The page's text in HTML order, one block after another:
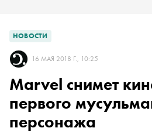
НОВОСТИ
16 МАЯ 2018 Г., 10:25
Marvel снимет
первого
персонажа